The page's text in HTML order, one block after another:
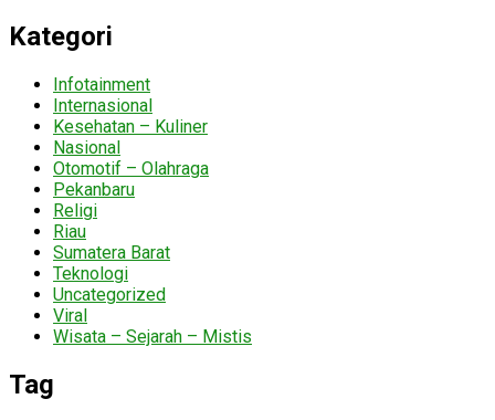
Kategori
Infotainment
Internasional
Kesehatan – Kuliner
Nasional
Otomotif – Olahraga
Pekanbaru
Religi
Riau
Sumatera Barat
Teknologi
Uncategorized
Viral
Wisata – Sejarah – Mistis
Tag